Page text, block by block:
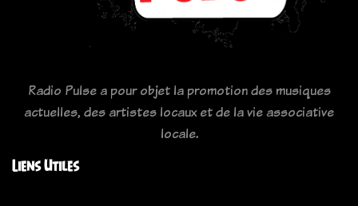
Radio Pulse a pour objet la promotion des musiques
actuelles, des artistes locaux et de la vie associative
locale.
Liens Utiles